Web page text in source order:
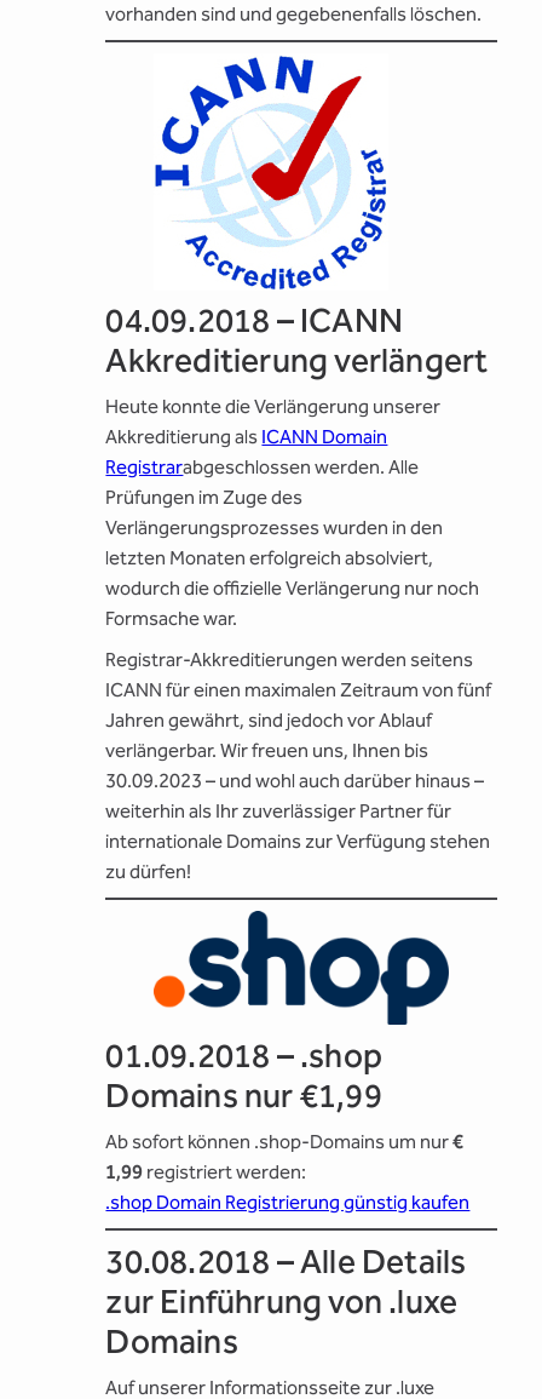
vorhanden sind und gegebenenfalls löschen.
04.09.2018 – ICANN
Akkreditierung verlängert
Heute konnte die Verlängerung unserer
Akkreditierung als ICANN Domain
Registrarabgeschlossen werden. Alle
Prüfungen im Zuge des
Verlängerungsprozesses wurden in den
letzten Monaten erfolgreich absolviert,
wodurch die offizielle Verlängerung nur noch
Formsache war.
Registrar-Akkreditierungen werden seitens
ICANN für einen maximalen Zeitraum von fünf
Jahren gewährt, sind jedoch vor Ablauf
verlängerbar. Wir freuen uns, Ihnen bis
30.09.2023 – und wohl auch darüber hinaus –
weiterhin als Ihr zuverlässiger Partner für
internationale Domains zur Verfügung stehen
zu dürfen!
01.09.2018 – .shop
Domains nur €1,99
Ab sofort können .shop-Domains um nur€
1,99 registriert werden:
.shop Domain Registrierung günstig kaufen
30.08.2018 – Alle Details
zur Einführung von .luxe
Domains
Auf unserer Informationsseite zur .luxe